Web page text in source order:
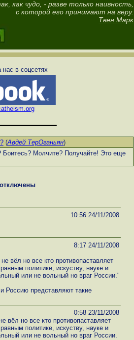
как чудо, - разве только наивность,
с которой его принимают на веру.
Твен Марк
в соцсетях
(Авдей ТерОганьян)
Боитесь? Молчите? Получайте! Это еще
10:56 24/11/2008
8:17 24/11/2008
вёл но все кто противопаставляет
политике, искуству, науке и
или не вольный но враг России."
Россию представляют такие
0:58 23/11/2008
вёл но все кто противопаставляет
политике, искуству, науке и
или не вольный но враг России.